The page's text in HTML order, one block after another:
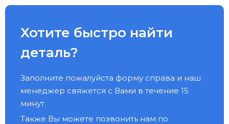
Хотите быстро найти
деталь?
Заполните пожалуйста форму справа и наш
менеджер свяжется с Вами в течение 15
минут.
Также Вы можете позвонить нам по